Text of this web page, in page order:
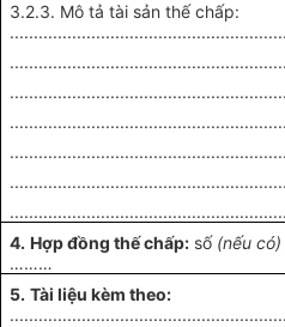
3.2.3. Mô tả tài sản thế chấp:
4. Hợp đồng thế chấp: số (nếu có)
………
5. Tài liệu kèm theo: